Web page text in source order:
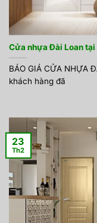
Cửa nhựa Đài Loan tại
BÁO GIÁ CỬA NHỰA
khách hàng đã
23
Th2